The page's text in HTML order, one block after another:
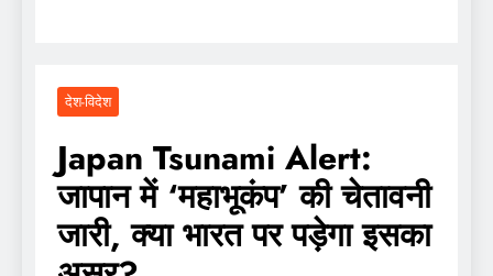
देश-विदेश
Japan Tsunami Alert:
जापान में ‘महाभूकंप’ की चेतावनी
जारी, क्या भारत पर पड़ेगा इसका